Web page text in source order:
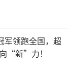
军领跑全国，超
“新”力！